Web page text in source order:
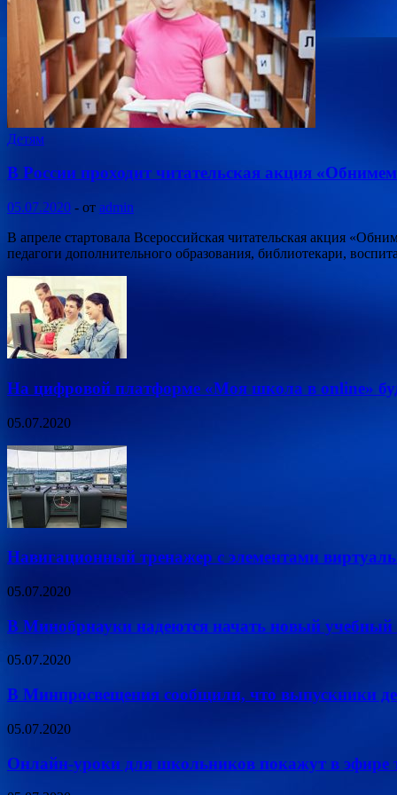
Детям
В России проходит читательская акция
05.07.2020 - от admin
В апреле стартовала Всероссийская читательская акция
педагоги дополнительного образования, библиотекари,
На цифровой платформе «Моя школа в online»
05.07.2020
Навигационный тренажер с элементами
05.07.2020
В Минобрнауки надеются начать новый учебный
05.07.2020
В Минпросвещения сообщили, что выпускники
05.07.2020
Онлайн-уроки для школьников покажут в эфире